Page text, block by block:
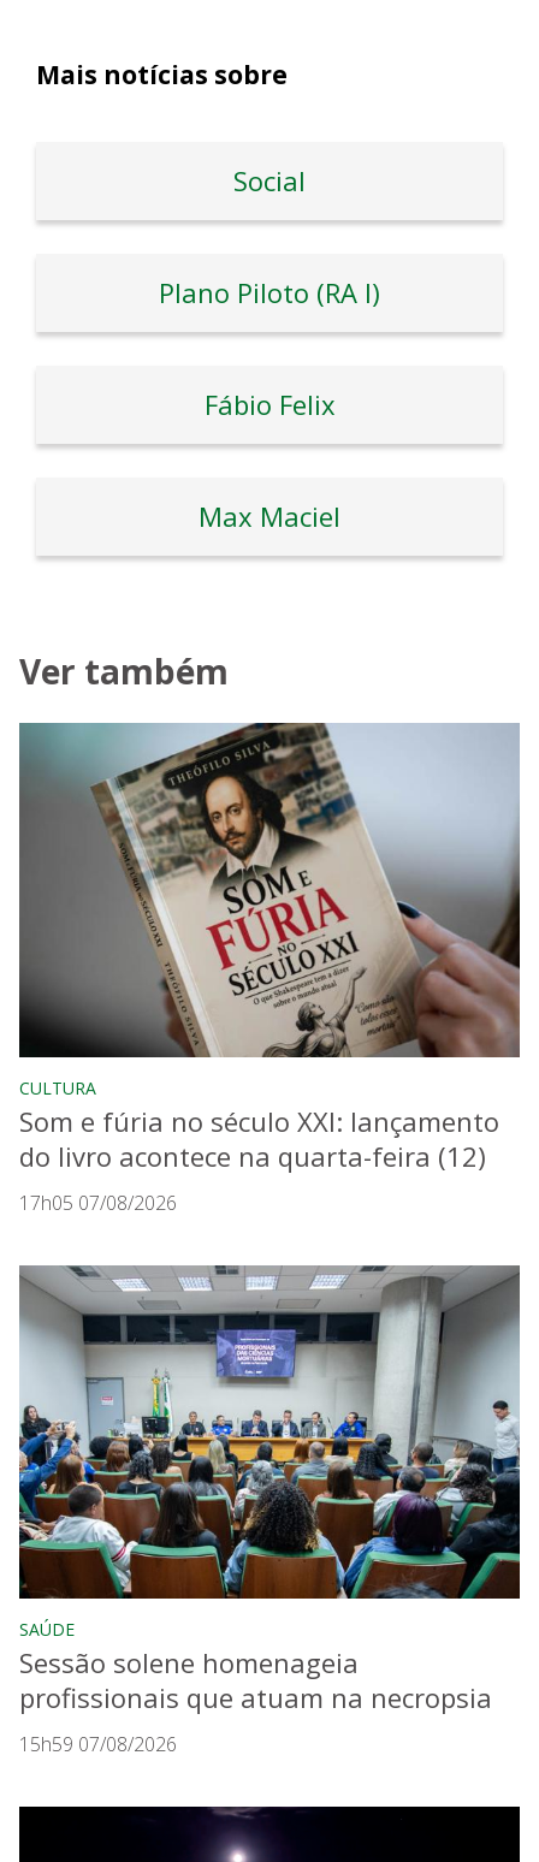
Mais notícias sobre
Social
Plano Piloto (RA I)
Fábio Felix
Max Maciel
Ver também
CULTURA
Som e fúria no século XXI: lançamento
do livro acontece na quarta-feira (12)
17h05 07/08/2026
SAÚDE
Sessão solene homenageia
profissionais que atuam na necropsia
15h59 07/08/2026